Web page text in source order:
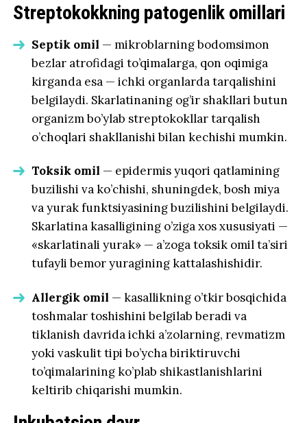
Streptokokkning patogenlik omillari
Septik omil — mikroblarning bodomsimon
bezlar atrofidagi to’qimalarga, qon oqimiga
kirganda esa — ichki organlarda tarqalishini
belgilaydi. Skarlatinaning og’ir shakllari butun
organizm bo’ylab streptokokllar tarqalish
o’choqlari shakllanishi bilan kechishi mumkin.
Toksik omil — epidermis yuqori qatlamining
buzilishi va ko’chishi, shuningdek, bosh miya
va yurak funktsiyasining buzilishini belgilaydi.
Skarlatina kasalligining o’ziga xos xususiyati —
«skarlatinali yurak» — a’zoga toksik omil ta’siri
tufayli bemor yuragining kattalashishidir.
Allergik omil — kasallikning o’tkir bosqichida
toshmalar toshishini belgilab beradi va
tiklanish davrida ichki a’zolarning, revmatizm
yoki vaskulit tipi bo’ycha biriktiruvchi
to’qimalarining ko’plab shikastlanishlarini
keltirib chiqarishi mumkin.